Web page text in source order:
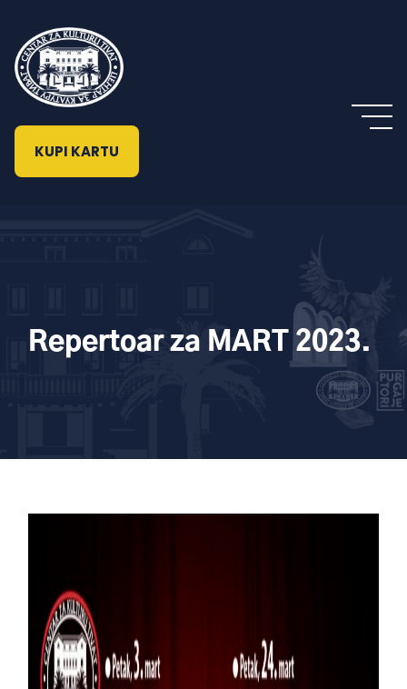
KUPI KARTU
Repertoar za MART 2023.